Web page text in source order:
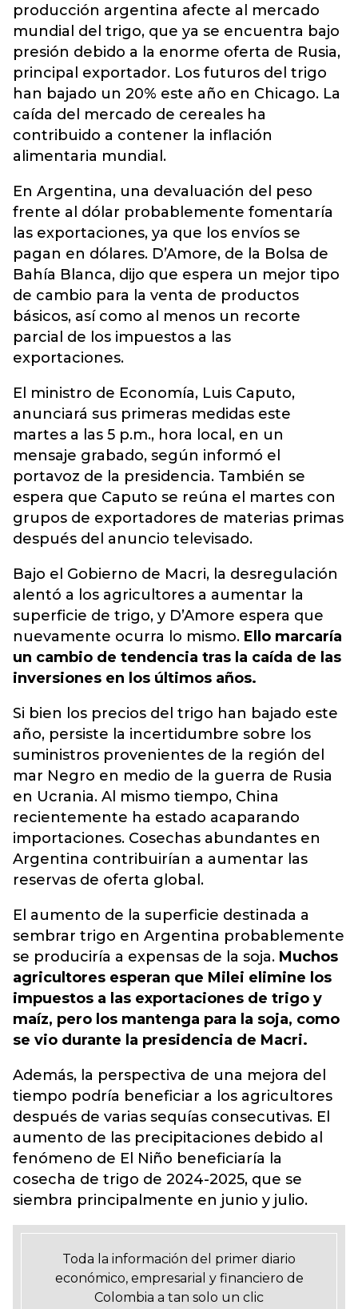
producción argentina afecte al mercado
mundial del trigo, que ya se encuentra bajo
presión debido a la enorme oferta de Rusia,
principal exportador. Los futuros del trigo
han bajado un 20% este año en Chicago. La
caída del mercado de cereales ha
contribuido a contener la inflación
alimentaria mundial.
En Argentina, una devaluación del peso
frente al dólar probablemente fomentaría
las exportaciones, ya que los envíos se
pagan en dólares. D’Amore, de la Bolsa de
Bahía Blanca, dijo que espera un mejor tipo
de cambio para la venta de productos
básicos, así como al menos un recorte
parcial de los impuestos a las
exportaciones.
El ministro de Economía, Luis Caputo,
anunciará sus primeras medidas este
martes a las 5 p.m., hora local, en un
mensaje grabado, según informó el
portavoz de la presidencia. También se
espera que Caputo se reúna el martes con
grupos de exportadores de materias primas
después del anuncio televisado.
Bajo el Gobierno de Macri, la desregulación
alentó a los agricultores a aumentar la
superficie de trigo, y D’Amore espera que
nuevamente ocurra lo mismo. Ello marcaría
un cambio de tendencia tras la caída de las
inversiones en los últimos años.
Si bien los precios del trigo han bajado este
año, persiste la incertidumbre sobre los
suministros provenientes de la región del
mar Negro en medio de la guerra de Rusia
en Ucrania. Al mismo tiempo, China
recientemente ha estado acaparando
importaciones. Cosechas abundantes en
Argentina contribuirían a aumentar las
reservas de oferta global.
El aumento de la superficie destinada a
sembrar trigo en Argentina probablemente
se produciría a expensas de la soja. Muchos
agricultores esperan que Milei elimine los
impuestos a las exportaciones de trigo y
maíz, pero los mantenga para la soja, como
se vio durante la presidencia de Macri.
Además, la perspectiva de una mejora del
tiempo podría beneficiar a los agricultores
después de varias sequías consecutivas. El
aumento de las precipitaciones debido al
fenómeno de El Niño beneficiaría la
cosecha de trigo de 2024-2025, que se
siembra principalmente en junio y julio.
Toda la información del primer diario
económico, empresarial y financiero de
Colombia a tan solo un clic